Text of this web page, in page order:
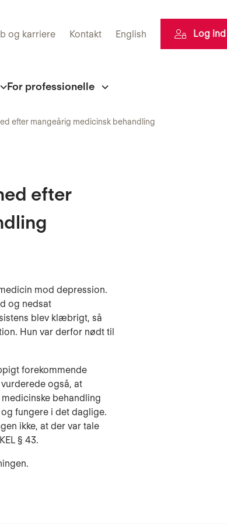
og karriere Kontakt English Log ind
For professionelle
efter mangeårig medicinsk behandling
efter
mod depression.
og nedsat
blev klæbrigt, så
Hun var derfor nødt til
forekommende
også, at
behandling
fungere i det daglige.
ikke, at der var tale
§ 43.